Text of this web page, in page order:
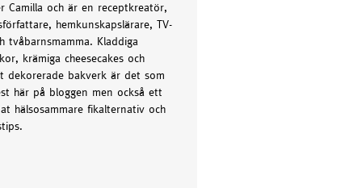
Camilla och är en receptkreatör,
hemkunskapslärare, TV-
tvåbarnsmamma. Kladdiga
krämiga cheesecakes och
dekorerade bakverk är det som
här på bloggen men också ett
hälsosammare fikalternativ och